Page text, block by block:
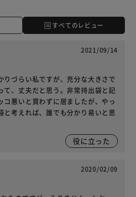
すべてのレビュー
2021/09/14
りづらい私ですが、充分な大きさで
て、丈夫だと思う。非常持出袋と記
コ悪いと買わずに居ましたが、やっ
と考えれば、誰でも分かり易いと思
役に立った
2020/02/09